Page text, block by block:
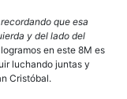
que esa
y del lado del
en este 8M es
luchando juntas y
Cristóbal.